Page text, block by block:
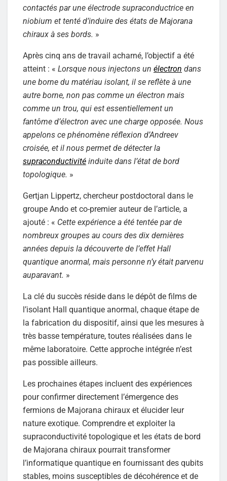
contactés par une électrode supraconductrice en
niobium et tenté d’induire des états de Majorana
chiraux à ses bords. »
Après cinq ans de travail acharné, l’objectif a été
atteint : « Lorsque nous injectons un électron dans
une borne du matériau isolant, il se reflète à une
autre borne, non pas comme un électron mais
comme un trou, qui est essentiellement un
fantôme d’électron avec une charge opposée. Nous
appelons ce phénomène réflexion d’Andreev
croisée, et il nous permet de détecter la
supraconductivité induite dans l’état de bord
topologique. »
Gertjan Lippertz, chercheur postdoctoral dans le
groupe Ando et co-premier auteur de l’article, a
ajouté : « Cette expérience a été tentée par de
nombreux groupes au cours des dix dernières
années depuis la découverte de l’effet Hall
quantique anormal, mais personne n’y était parvenu
auparavant. »
La clé du succès réside dans le dépôt de films de
l’isolant Hall quantique anormal, chaque étape de
la fabrication du dispositif, ainsi que les mesures à
très basse température, toutes réalisées dans le
même laboratoire. Cette approche intégrée n’est
pas possible ailleurs.
Les prochaines étapes incluent des expériences
pour confirmer directement l’émergence des
fermions de Majorana chiraux et élucider leur
nature exotique. Comprendre et exploiter la
supraconductivité topologique et les états de bord
de Majorana chiraux pourrait transformer
l’informatique quantique en fournissant des qubits
stables, moins susceptibles de décohérence et de